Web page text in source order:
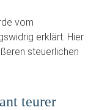
vom
erklärt. Hier
steuerlichen
teurer